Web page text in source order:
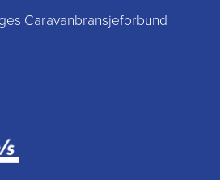
Caravanbransjeforbund